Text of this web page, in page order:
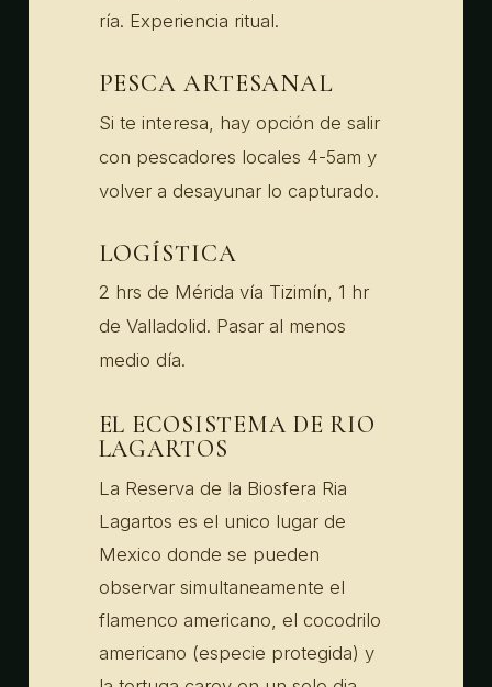
ría. Experiencia ritual.
PESCA ARTESANAL
Si te interesa, hay opción de salir
con pescadores locales 4-5am y
volver a desayunar lo capturado.
LOGÍSTICA
2 hrs de Mérida vía Tizimín, 1 hr
de Valladolid. Pasar al menos
medio día.
EL ECOSISTEMA DE RIO
LAGARTOS
La Reserva de la Biosfera Ria
Lagartos es el unico lugar de
Mexico donde se pueden
observar simultaneamente el
flamenco americano, el cocodrilo
americano (especie protegida) y